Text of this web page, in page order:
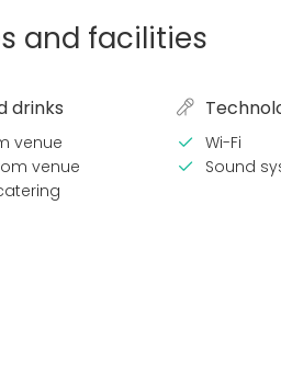
and facilities
drinks
venue
venue
Wi-Fi
Sound